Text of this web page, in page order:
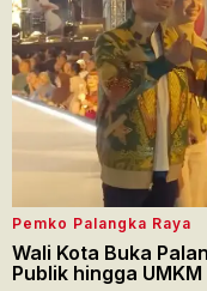
Pemko Palangka Raya
Wali Kota Buka
Publik hingga UMKM